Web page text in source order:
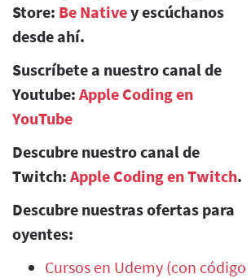
Store: Be Nativey escúchanos
desde ahí.
Suscríbete a nuestro canal de
Youtube: Apple Coding en
YouTube
Descubre nuestro canal de
Twitch: Apple Coding en Twitch.
Descubre nuestras ofertas para
oyentes:
Cursos en Udemy (con código